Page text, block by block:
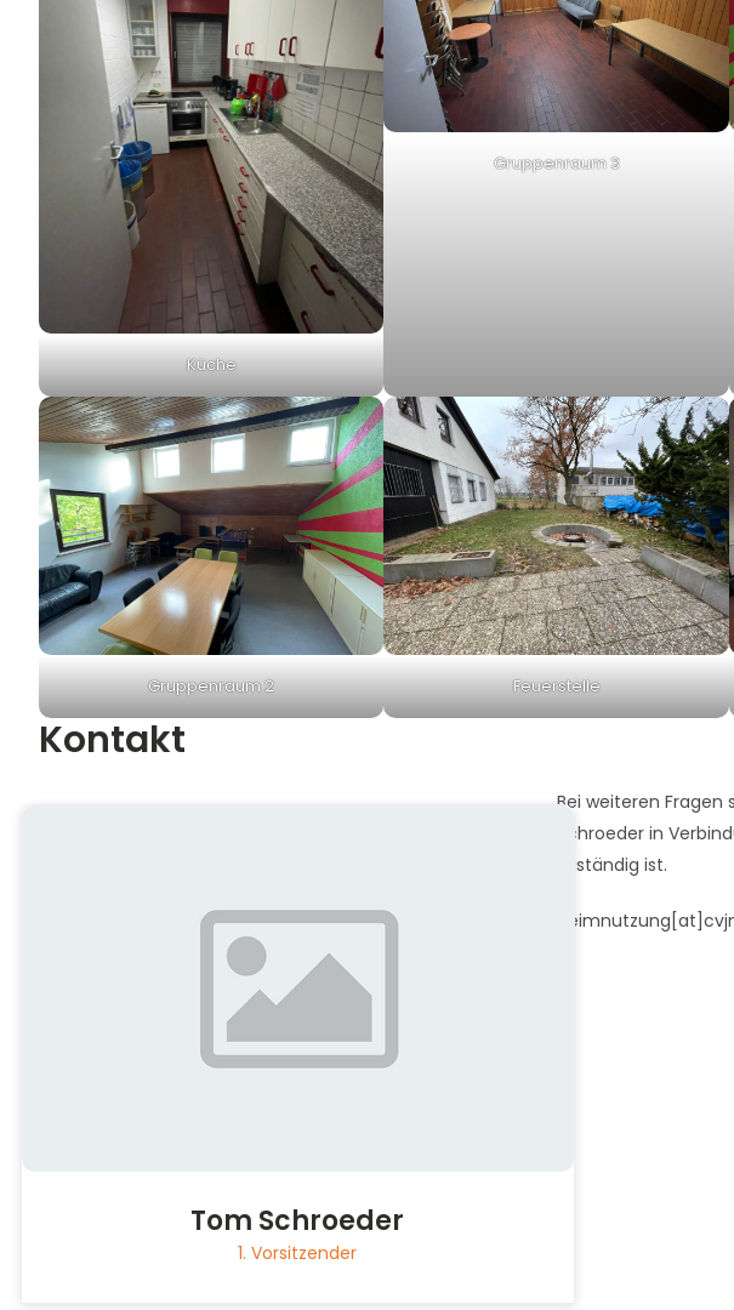
Küche
Gruppenraum 3
Gruppenraum 2 Feuerstelle
Kontakt
Tom Schroeder
1. Vorsitzender
Bei weiteren
Schroeder in
zuständig ist.